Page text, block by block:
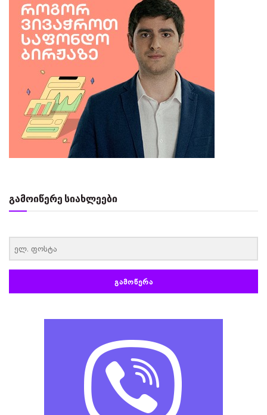
გამოიწერე სიახლეები
ᲒᲐᲛᲝᲬᲔᲠᲐ